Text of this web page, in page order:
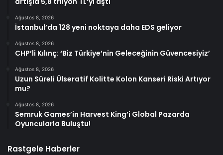
Ağustos 8, 2026
İstanbul’da 128 yeni noktaya daha EDS geliyor
Ağustos 8, 2026
CHP’li Kılınç: ‘Biz Türkiye’nin Geleceğinin Güvencesiyiz’
Ağustos 8, 2026
Uzun Süreli Ülseratif Kolitte Kolon Kanseri Riski Artıyor
mu?
Ağustos 8, 2026
Semruk Games’in Harvest King’i Global Pazarda
Oyuncularla Buluştu!
Rastgele Haberler